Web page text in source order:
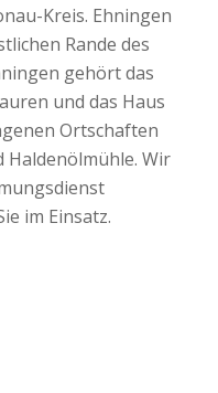
Kreis. Ehningen
Rande des
gehört das
und das Haus
Ortschaften
Haldenölmühle. Wir
im Einsatz.